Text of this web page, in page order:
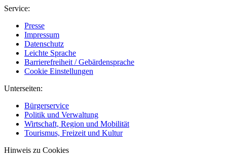
Service:
Presse
Impressum
Datenschutz
Leichte Sprache
Barrierefreiheit / Gebärdensprache
Cookie Einstellungen
Unterseiten:
Bürgerservice
Politik und Verwaltung
Wirtschaft, Region und Mobilität
Tourismus, Freizeit und Kultur
Hinweis zu Cookies